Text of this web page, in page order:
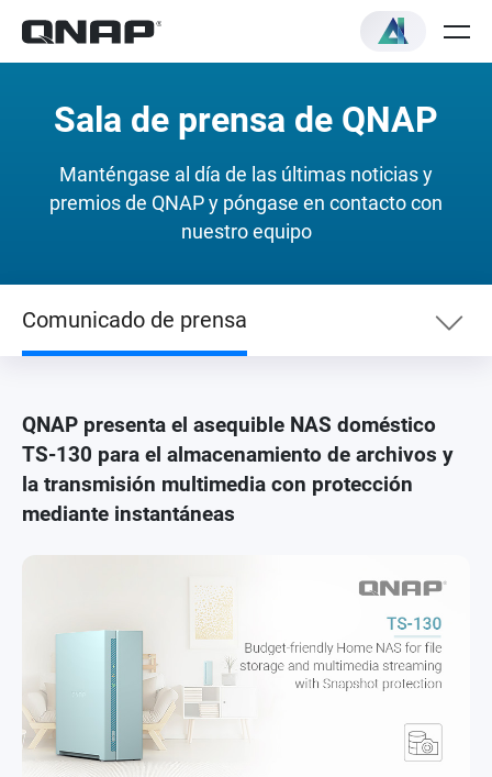
Sala de prensa de QNAP
Manténgase al día de las últimas noticias y
premios de QNAP y póngase en contacto con
nuestro equipo
Comunicado de prensa
Comunicado de prensa
Premios y críticas
QNAP presenta el asequible NAS doméstico
TS-130 para el almacenamiento de archivos y
la transmisión multimedia con protección
mediante instantáneas